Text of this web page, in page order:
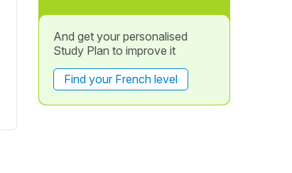
And get your personalised
Study Plan to improve it
Find your French level